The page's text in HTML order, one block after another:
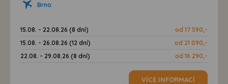
Brno
15.08. - 22.08.26 (8 dní)
od 17 590,-
15.08. - 26.08.26 (12 dní)
od 21 090,-
22.08. - 29.08.26 (8 dní)
od 16 290,-
VÍCE INFORMACÍ